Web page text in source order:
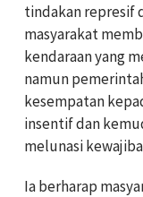
tindakan represif
masyarakat
kendaraan yang
namun
kesempatan
insentif dan
melunasi
Ia berharap